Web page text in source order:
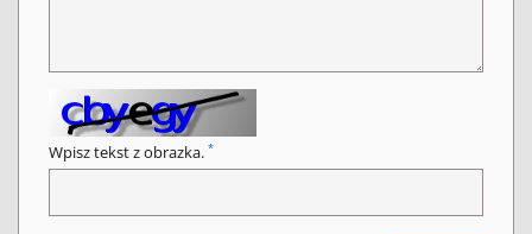
Wpisz tekst z obrazka. *